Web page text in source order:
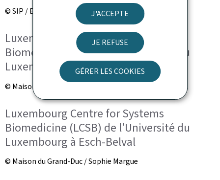
J'ACCEPTE
JE REFUSE
GÉRER LES COOKIES
© SIP / Emmanuel Claude
Luxembourg Centre for Systems
Biomedicine (LCSB) de l'Université du
Luxembourg à Esch-Belval
© Maison du Grand-Duc / Sophie Margue
Luxembourg Centre for Systems
Biomedicine (LCSB) de l'Université du
Luxembourg à Esch-Belval
© Maison du Grand-Duc / Sophie Margue